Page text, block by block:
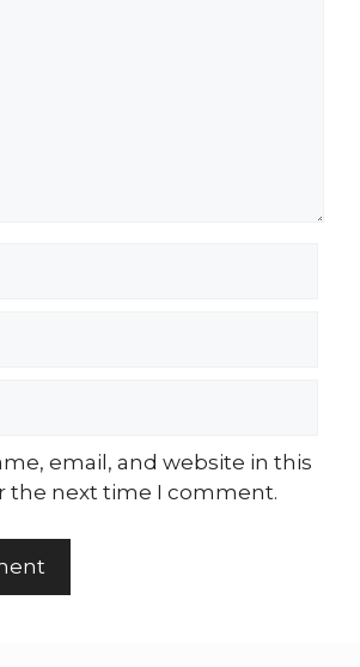
email, and website in this
the next time I comment.